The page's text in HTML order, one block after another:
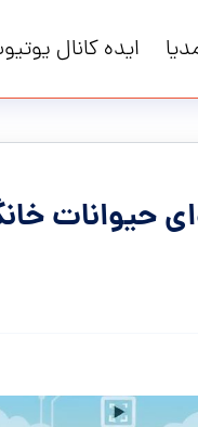
ایده کانال
حیوانات